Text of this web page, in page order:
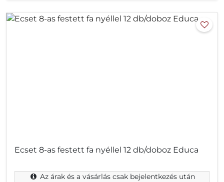
Ecset 8-as festett fa nyéllel 12 db/doboz Educa
Az árak és a vásárlás csak bejelentkezés után